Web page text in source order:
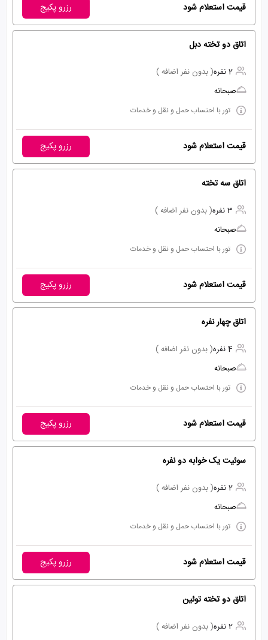
قیمت استعلام شود رزرو پکیج
اتاق دو تخته دبل
2 نفره
( بدون نفر اضافه )
صبحانه
تور با احتساب حمل و نقل و خدمات
قیمت استعلام شود رزرو پکیج
اتاق سه تخته
3 نفره
( بدون نفر اضافه )
صبحانه
تور با احتساب حمل و نقل و خدمات
قیمت استعلام شود رزرو پکیج
اتاق چهار نفره
4 نفره
( بدون نفر اضافه )
صبحانه
تور با احتساب حمل و نقل و خدمات
قیمت استعلام شود رزرو پکیج
سوئیت یک خوابه دو نفره
2 نفره
( بدون نفر اضافه )
صبحانه
تور با احتساب حمل و نقل و خدمات
قیمت استعلام شود رزرو پکیج
اتاق دو تخته توئین
2 نفره
( بدون نفر اضافه )